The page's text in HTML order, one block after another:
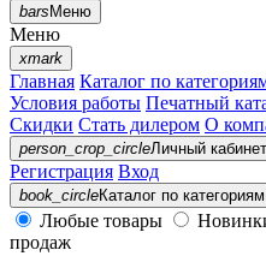
barsМеню
Меню
xmark
Главная Каталог по
Условия работы Печатный
Скидки Стать дилером О
person_crop_circleЛичный кабинет
Регистрация Вход
book_circleКаталог по категориям
Любые товары
продаж